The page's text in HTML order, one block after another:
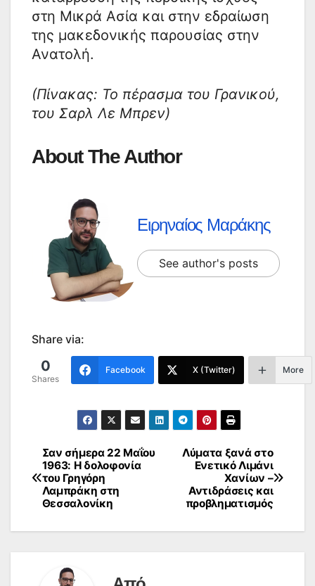
στη Μικρά Ασία και στην εδραίωση
της μακεδονικής παρουσίας στην
Ανατολή.
(Πίνακας: Το πέρασμα του Γρανικού,
του Σαρλ Λε Μπρεν)
About The Author
Ειρηναίος Μαράκης
See author's posts
Share via:
0
Shares
Facebook X (Twitter) More
Πλοήγηση
άρθρων
Λύματα ξανά στο
Ενετικό Λιμάνι
Χανίων –
Αντιδράσεις και
προβληματισμός
Σαν σήμερα 22 Μαΐου
1963: Η δολοφονία
του Γρηγόρη
Λαμπράκη στη
Θεσσαλονίκη